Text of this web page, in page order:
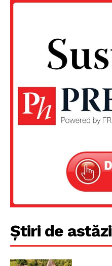
PRESShub
Despre noi / Echipa
Proiecte editoriale
Rețea
Contact
Știri de astăzi